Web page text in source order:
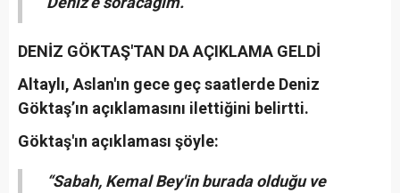
DENİZ GÖKTAŞ'TAN DA AÇIKLAMA GELDİ
Altaylı, Aslan'ın gece geç saatlerde Deniz
Göktaş’ın açıklamasını ilettiğini belirtti.
Göktaş'ın açıklaması şöyle:
“Sabah, Kemal Bey'in burada olduğu ve